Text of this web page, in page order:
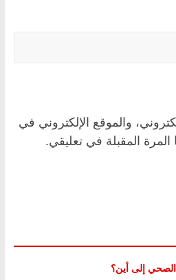
والموقع الإلكتروني في
المقبلة في تعليقي.
إلى أين؟